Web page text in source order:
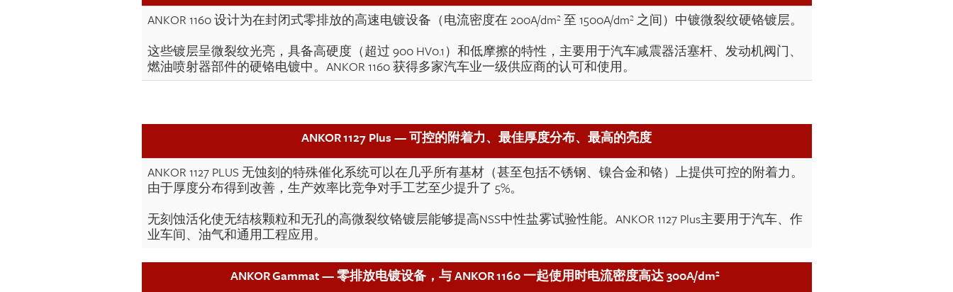
ANKOR 1160 设计为在封闭式零排放的高速电镀设备（电流密度在 200A/dm² 至 1500A/dm² 之间）中镀微裂纹硬铬镀层。
这些镀层呈微裂纹光亮，具备高硬度（超过 900 HV0.1）和低摩擦的特性，主要用于汽车减震器活塞杆、发动机阀门、
燃油喷射器部件的硬铬电镀中。ANKOR 1160 获得多家汽车业一级供应商的认可和使用。
ANKOR 1127 Plus — 可控的附着力、最佳厚度分布、最高的亮度
ANKOR 1127 PLUS 无蚀刻的特殊催化系统可以在几乎所有基材（甚至包括不锈钢、镍合金和铬）上提供可控的附着力。
由于厚度分布得到改善，生产效率比竞争对手工艺至少提升了 5%。
无刻蚀活化使无结核颗粒和无孔的高微裂纹铬镀层能够提高NSS中性盐雾试验性能。ANKOR 1127 Plus主要用于汽车、作
业车间、油气和通用工程应用。
ANKOR Gammat — 零排放电镀设备，与 ANKOR 1160 一起使用时电流密度高达 300A/dm²